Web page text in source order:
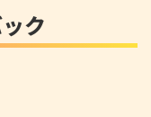
ク